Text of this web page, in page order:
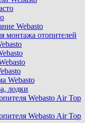
Webasto
монтажа отопителей
Webasto
лодки
Webasto Air Top
Webasto Air Top